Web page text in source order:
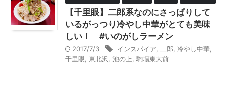
【千里眼】二郎系なのにさっぱりして
いるがっつり冷やし中華がとても美味
しい！ #いのがしラーメン
2017/7/3 インスパイア 二郎 冷やし中華
千里眼 東北沢 池の上 駒場東大前